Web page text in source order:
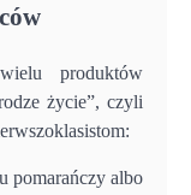
produktów
życie”, czyli
pomarańczy albo